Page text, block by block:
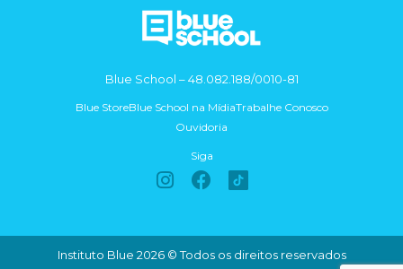
Blue School – 48.082.188/0010-81
Blue StoreBlue School na MídiaTrabalhe Conosco
Ouvidoria
Siga
I
n
t
a
F
a
e
b
Instituto Blue 2026 © Todos os direitos reservados